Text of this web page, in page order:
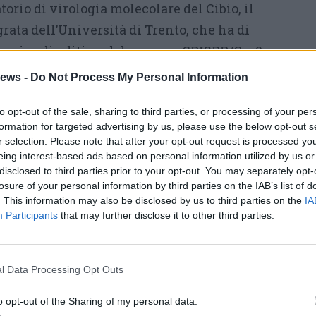
- Do Not Process My Personal Information
opt-out of the sale, sharing to third parties, or processing of your
for targeted advertising by us, please use the below opt-out
selection. Please note that after your opt-out request is processed
interest-based ads based on personal information utilized by us
to third parties prior to your opt-out. You may separately
of your personal information by third parties on the IAB’s list of
This information may also be disclosed by us to third parties on the
Participants that may further disclose it to other third parties.
Data Processing Opt Outs
opt-out of the Sharing of my personal data.
di virologia molecolare del Cibio, il
dell’Università di Trento, che ha di
di editing del genoma CRISPR/Cas9
Baracchini, assistant professor e
Sasso Science Institute, vincitrice di un
European Research Council per il progetto
materia oscura;Alberto Orgiazzi,
coordinatore della prima edizione
biodiversità del suolo, ora dedito
grande campionamento su scala europea
Massimo Craglia, ricercatore di
nei team di lavoro del Joint Research
forme di governo possibili in una
dalle tecnologie digitali e
lavora allo sviluppo, all’implementazione e